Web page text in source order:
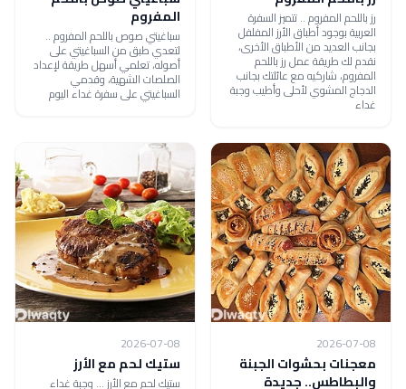
رز باللحم المفروم .. تتميز السفرة
العربية بوجود أطباق الأرز المفلفل
بجانب العديد من الأطباق الأخرى،
نقدم لك طريقة عمل رز باللحم
المفروم، شاركيه مع عائلتك بجانب
الدجاج المشوي لأحلى وأطيب وجبة
غداء
المفروم
سباغيتي صوص باللحم المفروم ..
لتعدي طبق من السباغيتي على
أصوله، تعلمي أسهل طريقة لإعداد
الصلصات الشهية، وقدمي
السباغيتي على سفرة غداء اليوم
2026-07-08
معجنات بحشوات الجبنة
والبطاطس.. جديدة
2026-07-08
ستيك لحم مع الأرز
ستيك لحم مع الأرز ... وجبة غداء